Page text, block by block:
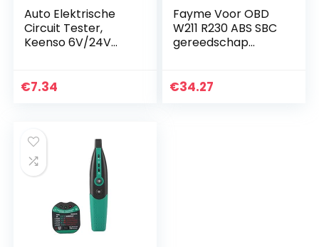
Auto Elektrische
Circuit Tester,
Keenso 6V/24V
Continuïteit Tester
€7.34
Fayme Voor OBD
W211 R230 ABS SBC
gereedschap
gereedschap voor
€34.27